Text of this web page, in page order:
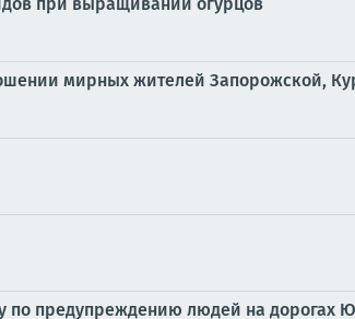
мирных жителей Запорожской,
предупреждению людей на дорогах